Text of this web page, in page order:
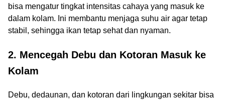
bisa mengatur tingkat intensitas cahaya yang masuk ke
dalam kolam. Ini membantu menjaga suhu air agar tetap
stabil, sehingga ikan tetap sehat dan nyaman.
2. Mencegah Debu dan Kotoran Masuk ke
Kolam
Debu, dedaunan, dan kotoran dari lingkungan sekitar bisa